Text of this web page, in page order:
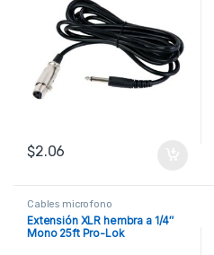
$2.06
Cables microfono
Extensión XLR hembra a 1/4″
Mono 25ft Pro-Lok